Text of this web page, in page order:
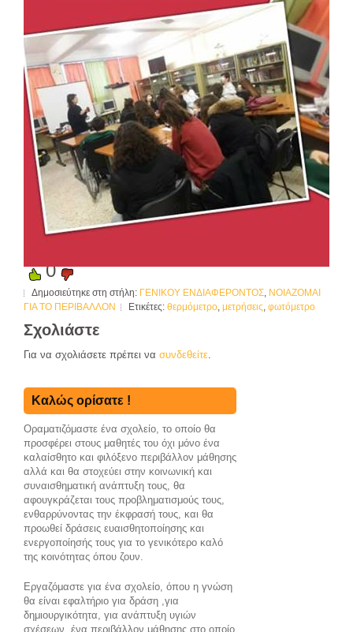
0
Δημοσιεύτηκε στη στήλη: ΓΕΝΙΚΟΥ ΕΝΔΙΑΦΕΡΟΝΤΟΣ, ΝΟΙΑΖΟΜΑΙ
ΓΙΑ ΤΟ ΠΕΡΙΒΑΛΛΟΝ
Ετικέτες: θερμόμετρο, μετρήσεις, φωτόμετρο
Σχολιάστε
Για να σχολιάσετε πρέπει να συνδεθείτε.
Καλώς ορίσατε !
Οραματιζόμαστε ένα σχολείο, το οποίο θα
προσφέρει στους μαθητές του όχι μόνο ένα
καλαίσθητο και φιλόξενο περιβάλλον μάθησης
αλλά και θα στοχεύει στην κοινωνική και
συναισθηματική ανάπτυξη τους, θα
αφουγκράζεται τους προβληματισμούς τους,
ενθαρρύνoντας την έκφρασή τους, και θα
προωθεί δράσεις ευαισθητοποίησης και
ενεργοποίησής τους για το γενικότερο καλό
της κοινότητας όπου ζουν.
Εργαζόμαστε για ένα σχολείο, όπου η γνώση
θα είναι εφαλτήριο για δράση ,για
δημιουργικότητα, για ανάπτυξη υγιών
σχέσεων, ένα περιβάλλον μάθησης στο οποίο